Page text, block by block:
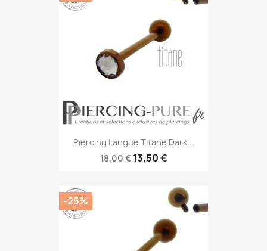
Piercing Langue Titane Dark...
18,00 € 13,50 €
-25%